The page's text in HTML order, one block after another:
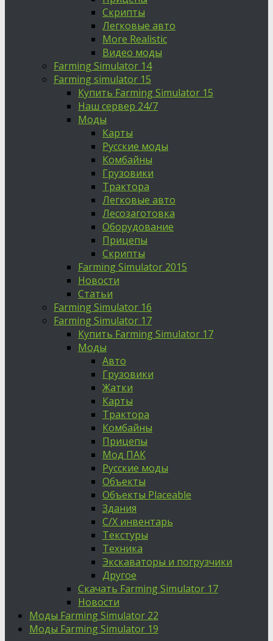
Скрипты
Легковые авто
More Realistic
Видео моды
Farming Simulator 14
Farming simulator 15
Купить Farming Simulator 15
Наш сервер 24/7
Моды
Карты
Русские моды
Комбайны
Грузовики
Трактора
Легковые авто
Лесозаготовка
Оборудование
Прицепы
Скрипты
Farming Simulator 2015
Новости
Статьи
Farming Simulator 16
Farming Simulator 17
Купить Farming Simulator 17
Моды
Авто
Грузовики
Жатки
Карты
Трактора
Комбайны
Прицепы
Мод ПАК
Русские моды
Объекты
Объекты Placeable
Здания
С/Х инвентарь
Текстуры
Техника
Экскаваторы и погрузчики
Другое
Скачать Farming Simulator 17
Новости
Моды Farming Simulator 22
Моды Farming Simulator 19